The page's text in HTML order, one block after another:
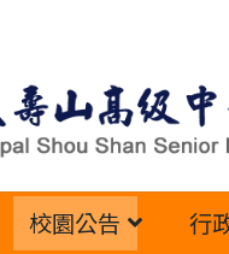
校園公告 行